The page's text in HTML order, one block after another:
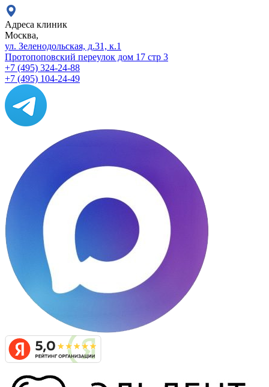
Адреса клиник
Москва,
ул. Зеленодольская, д.31, к.1
Протопоповский переулок дом 17 стр 3
+7 (495) 324-24-88
+7 (495) 104-24-49